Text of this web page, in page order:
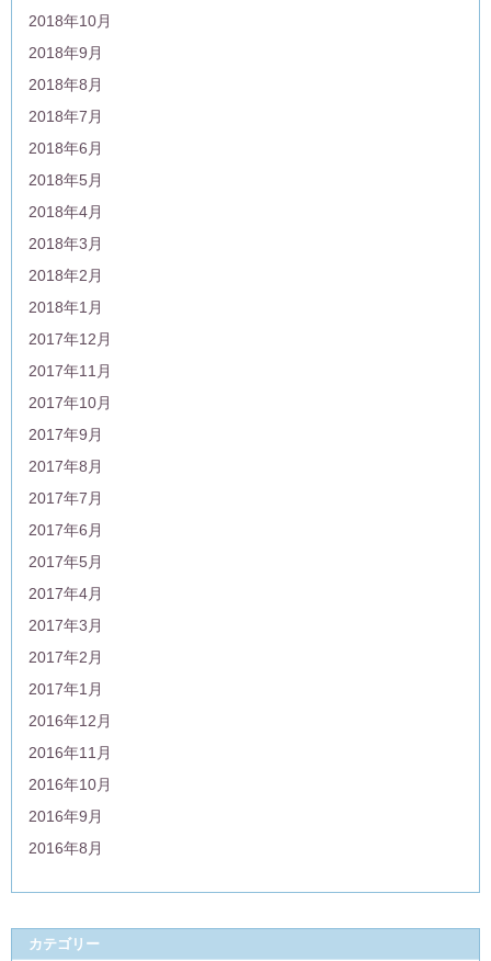
2018年10月
2018年9月
2018年8月
2018年7月
2018年6月
2018年5月
2018年4月
2018年3月
2018年2月
2018年1月
2017年12月
2017年11月
2017年10月
2017年9月
2017年8月
2017年7月
2017年6月
2017年5月
2017年4月
2017年3月
2017年2月
2017年1月
2016年12月
2016年11月
2016年10月
2016年9月
2016年8月
カテゴリー